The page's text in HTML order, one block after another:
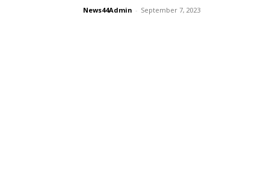
News44Admin - September 7, 2023